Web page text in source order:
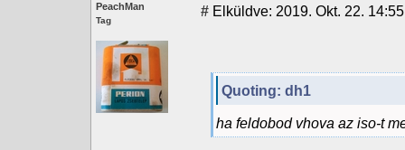
PeachMan
Tag
# Elküldve: 2019. Okt. 22. 14:55
Quoting: dh1
ha feldobod vhova az iso-t